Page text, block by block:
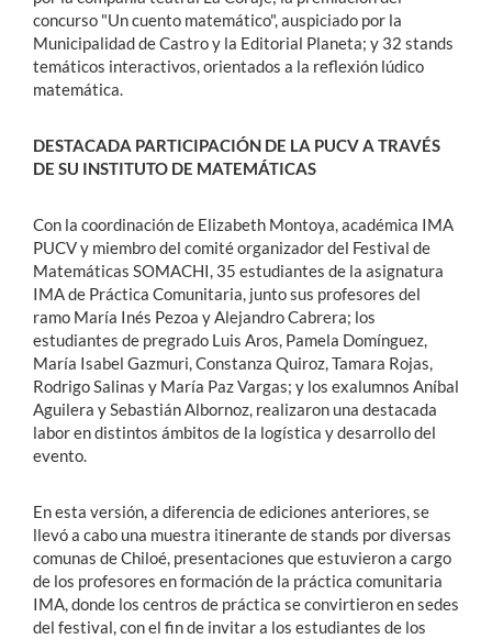
concurso "Un cuento matemático", auspiciado por la
Municipalidad de Castro y la Editorial Planeta; y 32 stands
temáticos interactivos, orientados a la reflexión lúdico
matemática.
DESTACADA PARTICIPACIÓN DE LA PUCV A TRAVÉS
DE SU INSTITUTO DE MATEMÁTICAS
Con la coordinación de Elizabeth Montoya, académica IMA
PUCV y miembro del comité organizador del Festival de
Matemáticas SOMACHI, 35 estudiantes de la asignatura
IMA de Práctica Comunitaria, junto sus profesores del
ramo María Inés Pezoa y Alejandro Cabrera; los
estudiantes de pregrado Luis Aros, Pamela Domínguez,
María Isabel Gazmuri, Constanza Quiroz, Tamara Rojas,
Rodrigo Salinas y María Paz Vargas; y los exalumnos Aníbal
Aguilera y Sebastián Albornoz, realizaron una destacada
labor en distintos ámbitos de la logística y desarrollo del
evento.
En esta versión, a diferencia de ediciones anteriores, se
llevó a cabo una muestra itinerante de stands por diversas
comunas de Chiloé, presentaciones que estuvieron a cargo
de los profesores en formación de la práctica comunitaria
IMA, donde los centros de práctica se convirtieron en sedes
del festival, con el fin de invitar a los estudiantes de los